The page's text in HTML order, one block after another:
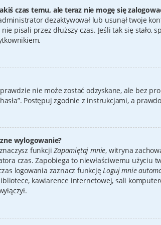
czas temu, ale teraz nie mogę się
dezaktywował lub usunął twoje
pisali przez dłuższy czas. Jeśli tak się
nie może zostać odzyskane, ale bez
Postępuj zgodnie z instrukcjami, a
wylogowanie?
funkcjiZapamiętaj mnie, witryna
czas. Zapobiega to niewłaściwemu użyciu
logowania zaznacz funkcjęLoguj mnie
kawiarence internetowej, sali